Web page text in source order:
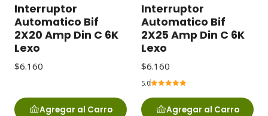
Interruptor
Automatico Bif
2X20 Amp Din C 6K
Lexo
$6.160
Agregar al Carro
Interruptor
Automatico Bif
2X25 Amp Din C 6K
Lexo
$6.160
5.0
Agregar al Carro